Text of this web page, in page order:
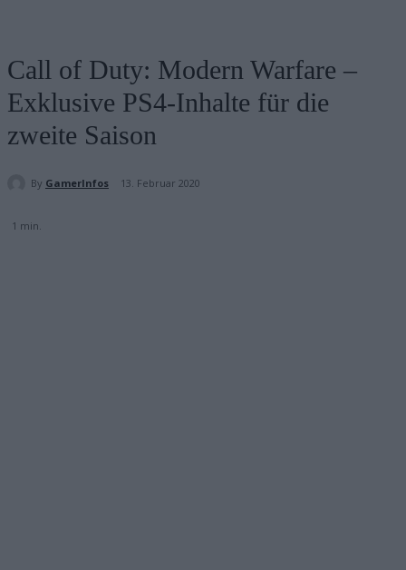
Call of Duty: Modern Warfare –
Exklusive PS4-Inhalte für die
zweite Saison
By GamerInfos 13. Februar 2020
1 min.